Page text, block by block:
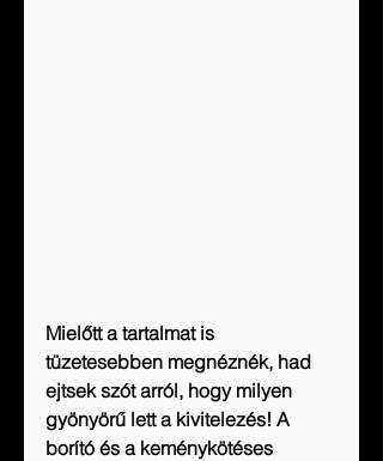
Mielőtt a tartalmat is
tüzetesebben megnéznék, had
ejtsek szót arról, hogy milyen
gyönyörű lett a kivitelezés! A
borító és a keménykötéses